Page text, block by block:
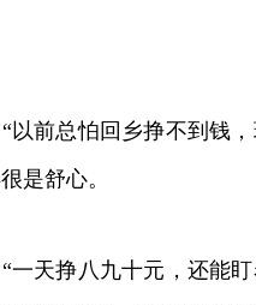
前总怕回乡挣不到钱，
是舒心。
天挣八九十元，还能盯